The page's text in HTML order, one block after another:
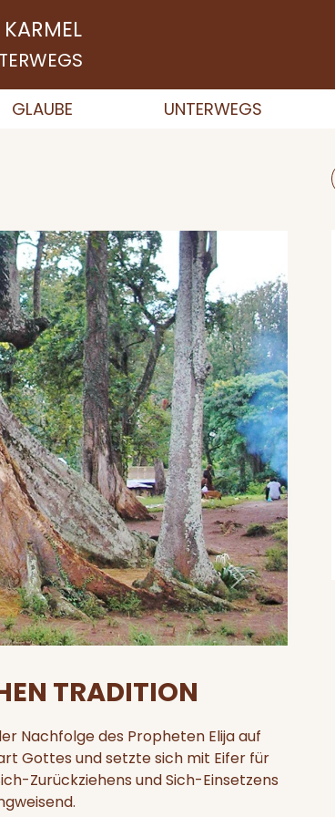
GLAUBE UNTERWEGS
TRADITION
Nachfolge des Propheten Elija auf
Gottes und setzte sich mit Eifer für
Zurückziehens und Sich-Einsetzens
Weiter